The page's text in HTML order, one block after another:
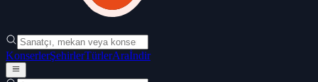
KonserlerŞehirlerTürlerAraİndir